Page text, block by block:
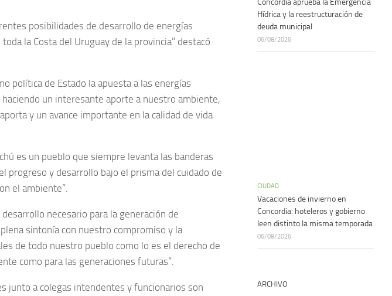
posibilidades de desarrollo de energías
la Costa del Uruguay de la provincia” destacó
política de Estado la apuesta a las energías
un interesante aporte a nuestro ambiente,
y un avance importante en la calidad de vida
es un pueblo que siempre levanta las banderas
progreso y desarrollo bajo el prisma del cuidado de
el ambiente”.
necesario para la generación de
sintonía con nuestro compromiso y la
de todo nuestro pueblo como lo es el derecho de
como para las generaciones futuras”.
junto a colegas intendentes y funcionarios son
Concordia aprueba la Emergencia
Hídrica y la reestructuración de
deuda municipal
06/08/2026
CIUDAD
Vacaciones de invierno en
Concordia: hoteleros y gobierno
leen distinto la misma temporada
06/08/2026
ARCHIVO